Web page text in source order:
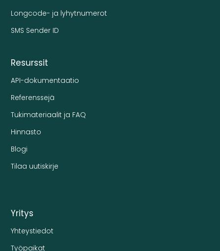
Longcode- ja lyhytnumerot
SMS Sender ID
Resurssit
API-dokumentaatio
Referenssejä
Tukimateriaalit ja FAQ
Hinnasto
Blogi
Tilaa uutiskirje
Yritys
Yhteystiedot
Työpaikat